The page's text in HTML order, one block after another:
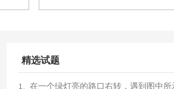
精选试题
1、 在一个绿灯亮的路口右转，遇到图中所